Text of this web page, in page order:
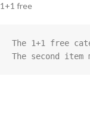
1+1 free
The 1+1 free
The second item